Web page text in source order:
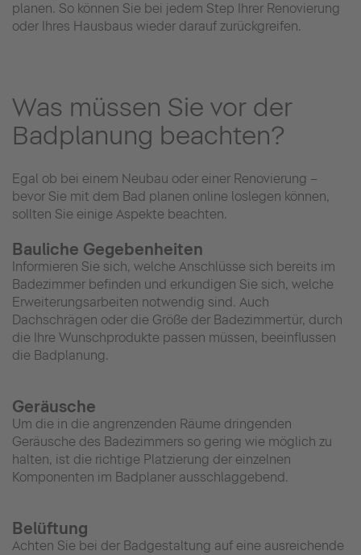
planen. So können Sie bei jedem Step Ihrer Renovierung
oder Ihres Hausbaus wieder darauf zurückgreifen.
Was müssen Sie vor der
Badplanung beachten?
Egal ob bei einem Neubau oder einer Renovierung –
bevor Sie mit dem Bad planen online loslegen können,
sollten Sie einige Aspekte beachten.
Bauliche Gegebenheiten
Informieren Sie sich, welche Anschlüsse sich bereits im
Badezimmer befinden und erkundigen Sie sich, welche
Erweiterungsarbeiten notwendig sind. Auch
Dachschrägen oder die Größe der Badezimmertür, durch
die Ihre Wunschprodukte passen müssen, beeinflussen
die Badplanung.
Geräusche
Um die in die angrenzenden Räume dringenden
Geräusche des Badezimmers so gering wie möglich zu
halten, ist die richtige Platzierung der einzelnen
Komponenten im Badplaner ausschlaggebend.
Belüftung
Achten Sie bei der Badgestaltung auf eine ausreichende